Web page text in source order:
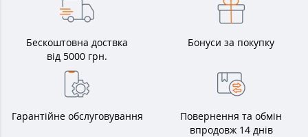
Бескоштовна доствка
від 5000 грн.
Бонуси за покупку
Гарантійне обслуговування
Повернення та обмін
впродовж 14 днів